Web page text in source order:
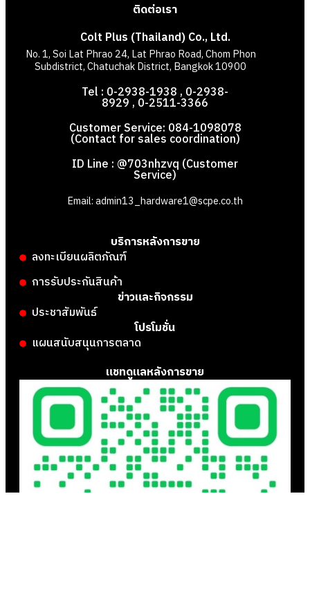
ติดต่อเรา
Colt Plus (Thailand) Co., Ltd.
No. 1, Soi Lat Phrao 24, Lat Phrao Road, Chom Phon
Subdistrict, Chatuchak District, Bangkok 10900
Tel : 0-2938-1938 , 0-2938-
8929 , 0-2511-3366
Customer Service: 084-1098078
(Contact for sales coordination)
ID Line : @703nhzvq (Customer
Service)
Email: admin13_hardware1@scpe.co.th
บริการหลังการขาย
ลงทะเบียนผลิตภัณฑ์
การรับประกันสินค้า
ข่าวและกิจกรรม
ประชาสัมพันธ์
โปรโมชั่น
แผนสนับสนุนการตลาด
แชทดูแลหลังการขาย